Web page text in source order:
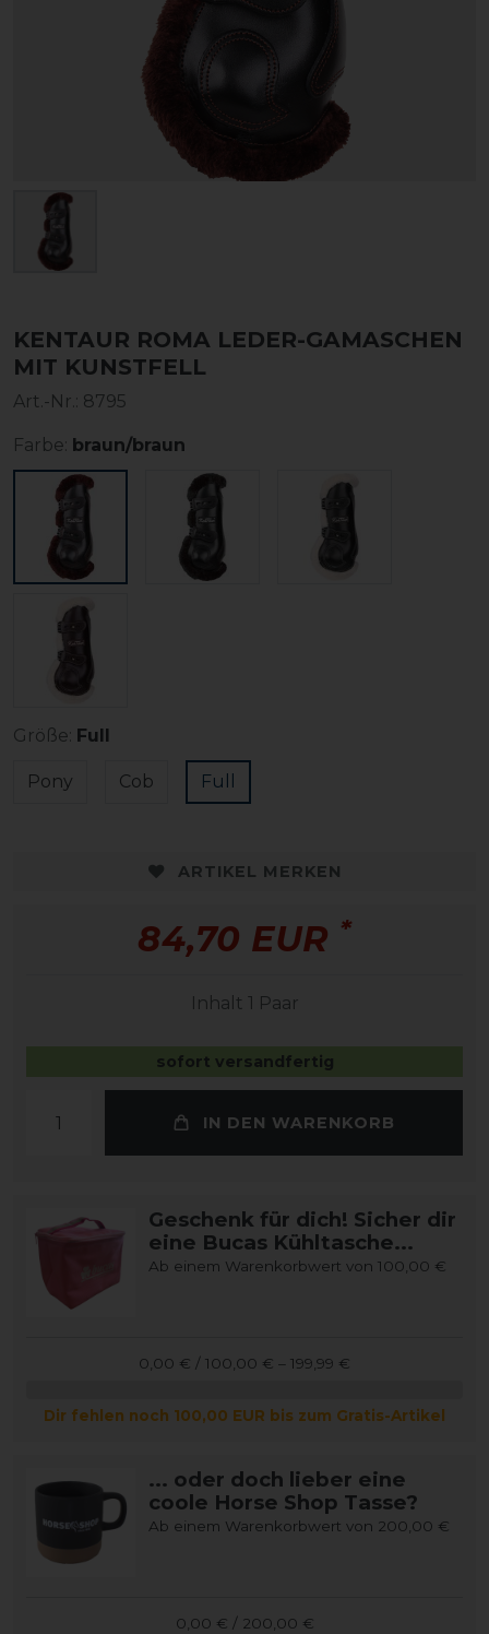
KENTAUR ROMA LEDER-GAMASCHEN
MIT KUNSTFELL
Art.-Nr.: 8795
Farbe: braun/braun
Größe: Full
Pony Cob Full
ARTIKEL MERKEN
84,70 EUR *
Inhalt 1 Paar
sofort versandfertig
IN DEN WARENKORB
Geschenk für dich! Sicher dir
eine Bucas Kühltasche...
Ab einem Warenkorbwert von 100,00 €
0,00 € / 100,00 € – 199,99 €
Dir fehlen noch 100,00 EUR bis zum Gratis-Artikel
... oder doch lieber eine
coole Horse Shop Tasse?
Ab einem Warenkorbwert von 200,00 €
0,00 € / 200,00 €